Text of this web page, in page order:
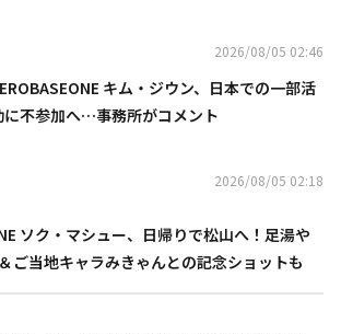
2026/08/05 02:46
キム・ジウン、日本での一部活
に不参加へ…事務所がコメント
2026/08/05 02:18
ソク・マシュー、日帰りで松山へ！足湯や
ご当地キャラみきゃんとの記念ショットも